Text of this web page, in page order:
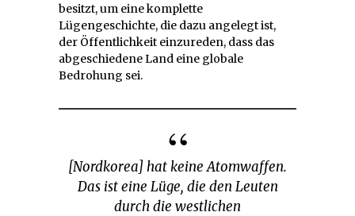
besitzt, um eine komplette
Lügengeschichte, die dazu angelegt ist,
der Öffentlichkeit einzureden, dass das
abgeschiedene Land eine globale
Bedrohung sei.
[Nordkorea] hat keine Atomwaffen.
Das ist eine Lüge, die den Leuten
durch die westlichen